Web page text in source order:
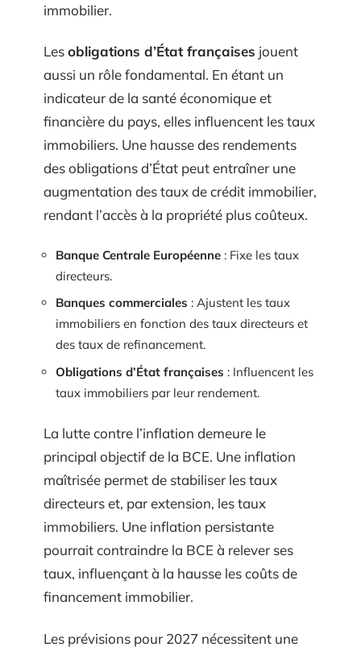
immobilier.
Lesobligations d’État françaises jouent
aussi un rôle fondamental. En étant un
indicateur de la santé économique et
financière du pays, elles influencent les taux
immobiliers. Une hausse des rendements
des obligations d’État peut entraîner une
augmentation des taux de crédit immobilier,
rendant l’accès à la propriété plus coûteux.
Banque Centrale Européenne : Fixe les taux
directeurs.
Banques commerciales : Ajustent les taux
immobiliers en fonction des taux directeurs et
des taux de refinancement.
Obligations d’État françaises : Influencent les
taux immobiliers par leur rendement.
La lutte contre l’inflation demeure le
principal objectif de la BCE. Une inflation
maîtrisée permet de stabiliser les taux
directeurs et, par extension, les taux
immobiliers. Une inflation persistante
pourrait contraindre la BCE à relever ses
taux, influençant à la hausse les coûts de
financement immobilier.
Les prévisions pour 2027 nécessitent une